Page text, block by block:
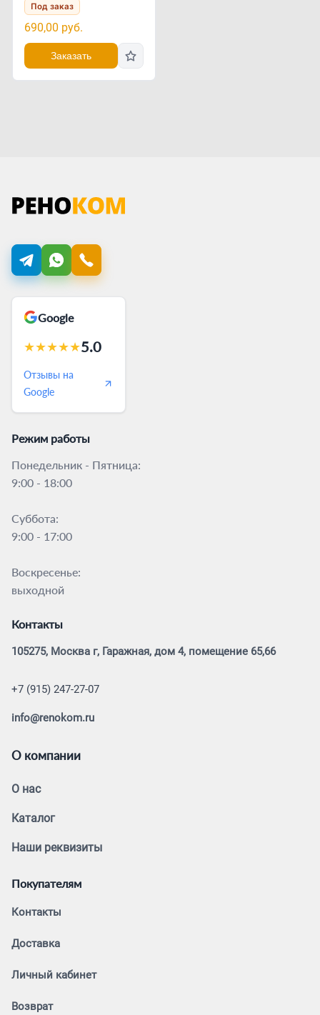
Под заказ
690,00 руб.
Заказать
Google
★★★★★5.0
Отзывы на
Google
Режим работы
Понедельник - Пятница:
9:00 - 18:00
Суббота:
9:00 - 17:00
Воскресенье:
выходной
Контакты
105275, Москва г, Гаражная, дом 4, помещение 65,66
+7 (915) 247-27-07
info@renokom.ru
О компании
О нас
Каталог
Наши реквизиты
Покупателям
Контакты
Доставка
Личный кабинет
Возврат